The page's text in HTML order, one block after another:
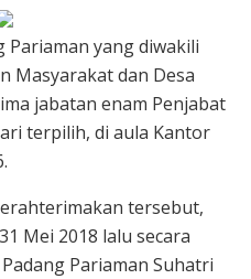
yang diwakili
Masyarakat dan Desa
jabatan enam Penjabat
terpilih, di aula Kantor
tersebut,
Mei 2018 lalu secara
Pariaman Suhatri